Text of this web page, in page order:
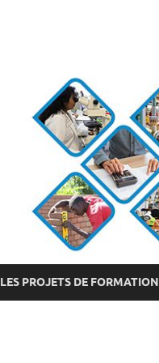
LES PROJETS DE FORMATION